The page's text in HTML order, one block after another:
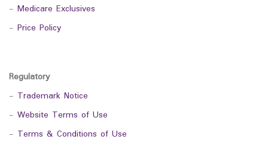
- Medicare Exclusives
- Price Policy
Regulatory
- Trademark Notice
- Website Terms of Use
- Terms & Conditions of Use